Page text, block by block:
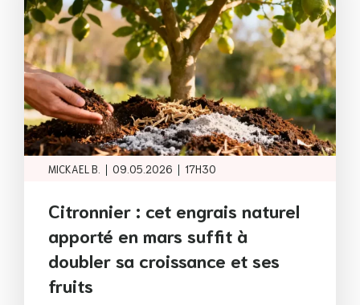
MICKAEL B. | 09.05.2026 | 17H30
Citronnier : cet engrais naturel
apporté en mars suffit à
doubler sa croissance et ses
fruits